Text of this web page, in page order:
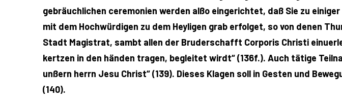
gebräuchlichen ceremonien werden alßo eingerichtet, daß Sie zu
mit dem Hochwürdigen zu dem Heyligen grab erfolget, so von denen
Stadt Magistrat, sambt allen der Bruderschafft Corporis Christi
kertzen in den händen tragen, begleitet wirdt“ (136f.). Auch tätige
unßern herrn Jesu Christ“ (139). Dieses Klagen soll in Gesten und
(140).